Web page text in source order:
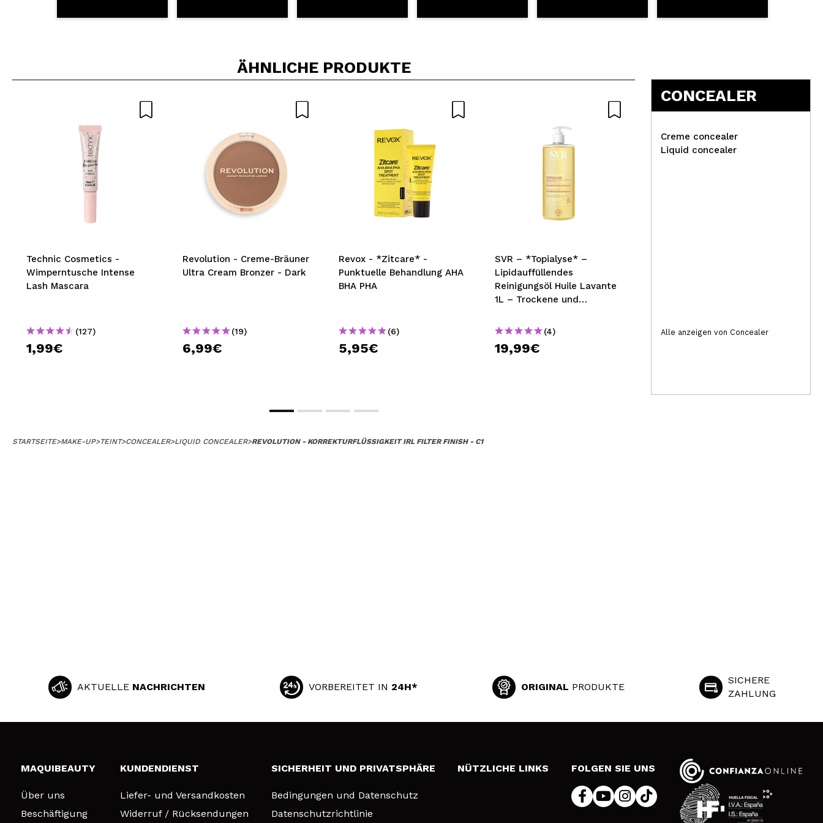
ÄHNLICHE PRODUKTE
Technic Cosmetics -
Wimperntusche Intense
Lash Mascara
(127)
1,99€
Revolution - Creme-Bräuner
Ultra Cream Bronzer - Dark
(19)
6,99€
Revox - *Zitcare* -
Punktuelle Behandlung AHA
BHA PHA
(6)
5,95€
SVR – *Topialyse* –
Lipidauffüllendes
Reinigungsöl Huile Lavante
1L – Trockene und
(4)
19,99€
(1)
CONCEALER
Creme concealer
Liquid concealer
Alle anzeigen von Concealer
STARTSEITE>MAKE-UP>TEINT>CONCEALER>LIQUID CONCEALER>REVOLUTION - KORREKTURFLÜSSIGKEIT IRL FILTER FINISH - C1
AKTUELLE NACHRICHTEN VORBEREITET IN 24H* ORIGINAL PRODUKTE
SICHERE
ZAHLUNG
MAQUIBEAUTY
Über uns
Beschäftigung
KUNDENDIENST
Liefer- und Versandkosten
Widerruf / Rücksendungen
SICHERHEIT UND PRIVATSPHÄRE
Bedingungen und Datenschutz
Datenschutzrichtlinie
NÜTZLICHE LINKS FOLGEN SIE UNS